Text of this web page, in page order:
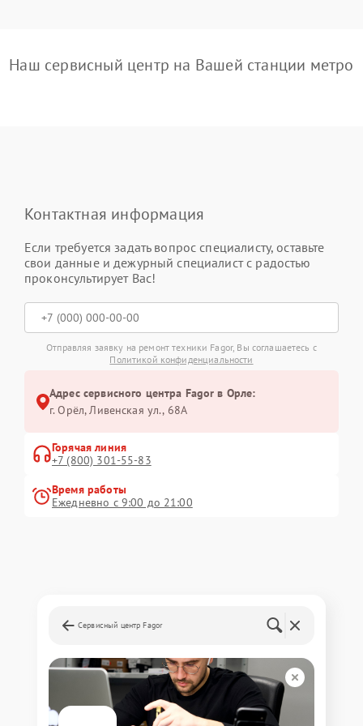
Наш сервисный центр на Вашей станции метро
Контактная информация
Если требуется задать вопрос специалисту, оставьте
свои данные и дежурный специалист с радостью
проконсультирует Вас!
Отправляя заявку на ремонт техники Fagor, Вы соглашаетесь с
Политикой конфиденциальности
Адрес сервисного центра Fagor в Орле:
г. Орёл, Ливенская ул., 68А
Горячая линия
+7 (800) 301-55-83
Время работы
Ежедневно с 9:00 до 21:00
Сервисный центр Fagor